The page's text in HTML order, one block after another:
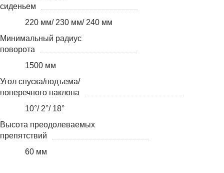
сиденьем
220 мм/ 230 мм/ 240 мм
Минимальный радиус
поворота
1500 мм
Угол спуска/подъема/
поперечного наклона
10°/ 2°/ 18°
Высота преодолеваемых
препятствий
60 мм